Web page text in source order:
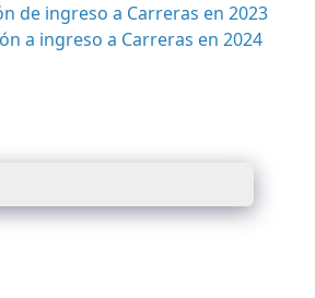
de ingreso a Carreras en 2023
a ingreso a Carreras en 2024